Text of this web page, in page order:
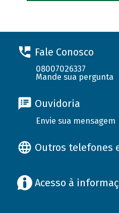
Fale Conosco
08007026337
Mande sua pergunta
Ouvidoria
Envie sua mensagem
Outros telefones
Acesso à